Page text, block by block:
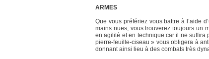
ARMES
Que vous préfériez vous battre à l’aide
mains nues, vous trouverez toujours un
en agilité et en technique car il ne suffira
pierre-feuille-ciseau » vous obligera à
donnant ainsi lieu à des combats très